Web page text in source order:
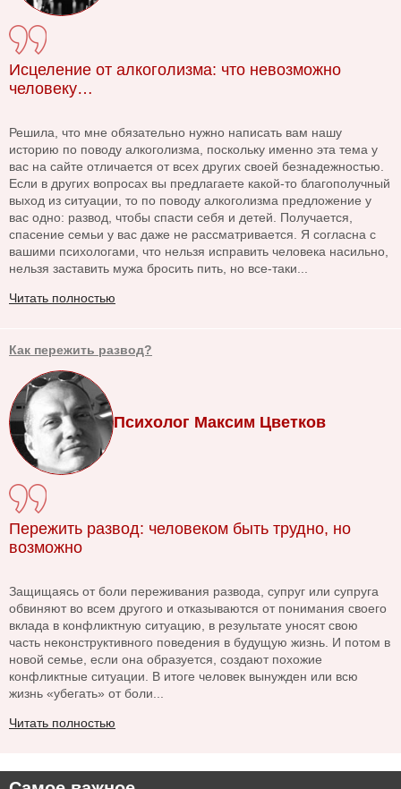
Исцеление от алкоголизма: что невозможно
человеку…
Решила, что мне обязательно нужно написать вам нашу
историю по поводу алкоголизма, поскольку именно эта тема у
вас на сайте отличается от всех других своей безнадежностью.
Если в других вопросах вы предлагаете какой-то благополучный
выход из ситуации, то по поводу алкоголизма предложение у
вас одно: развод, чтобы спасти себя и детей. Получается,
спасение семьи у вас даже не рассматривается. Я согласна с
вашими психологами, что нельзя исправить человека насильно,
нельзя заставить мужа бросить пить, но все-таки...
Читать полностью
Как пережить развод?
Психолог Максим Цветков
Пережить развод: человеком быть трудно, но
возможно
Защищаясь от боли переживания развода, супруг или супруга
обвиняют во всем другого и отказываются от понимания своего
вклада в конфликтную ситуацию, в результате уносят свою
часть неконструктивного поведения в будущую жизнь. И потом в
новой семье, если она образуется, создают похожие
конфликтные ситуации. В итоге человек вынужден или всю
жизнь «убегать» от боли...
Читать полностью